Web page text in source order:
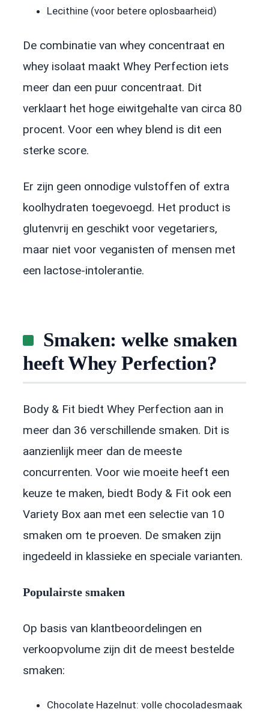
Lecithine (voor betere oplosbaarheid)
De combinatie van whey concentraat en
whey isolaat maakt Whey Perfection iets
meer dan een puur concentraat. Dit
verklaart het hoge eiwitgehalte van circa 80
procent. Voor een whey blend is dit een
sterke score.
Er zijn geen onnodige vulstoffen of extra
koolhydraten toegevoegd. Het product is
glutenvrij en geschikt voor vegetariers,
maar niet voor veganisten of mensen met
een lactose-intolerantie.
Smaken: welke smaken
heeft Whey Perfection?
Body & Fit biedt Whey Perfection aan in
meer dan 36 verschillende smaken. Dit is
aanzienlijk meer dan de meeste
concurrenten. Voor wie moeite heeft een
keuze te maken, biedt Body & Fit ook een
Variety Box aan met een selectie van 10
smaken om te proeven. De smaken zijn
ingedeeld in klassieke en speciale varianten.
Populairste smaken
Op basis van klantbeoordelingen en
verkoopvolume zijn dit de meest bestelde
smaken:
Chocolate Hazelnut: volle chocoladesmaak